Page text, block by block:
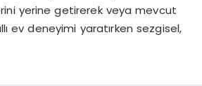
yerine getirerek veya mevcut
ev deneyimi yaratırken sezgisel,